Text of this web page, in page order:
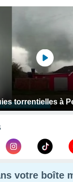
torrentielles à
votre boîte